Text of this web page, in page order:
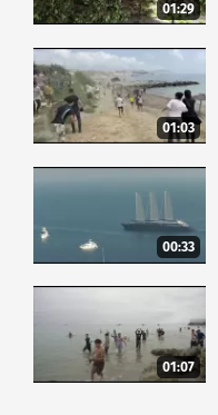
01:29
01:03
00:33
01:07